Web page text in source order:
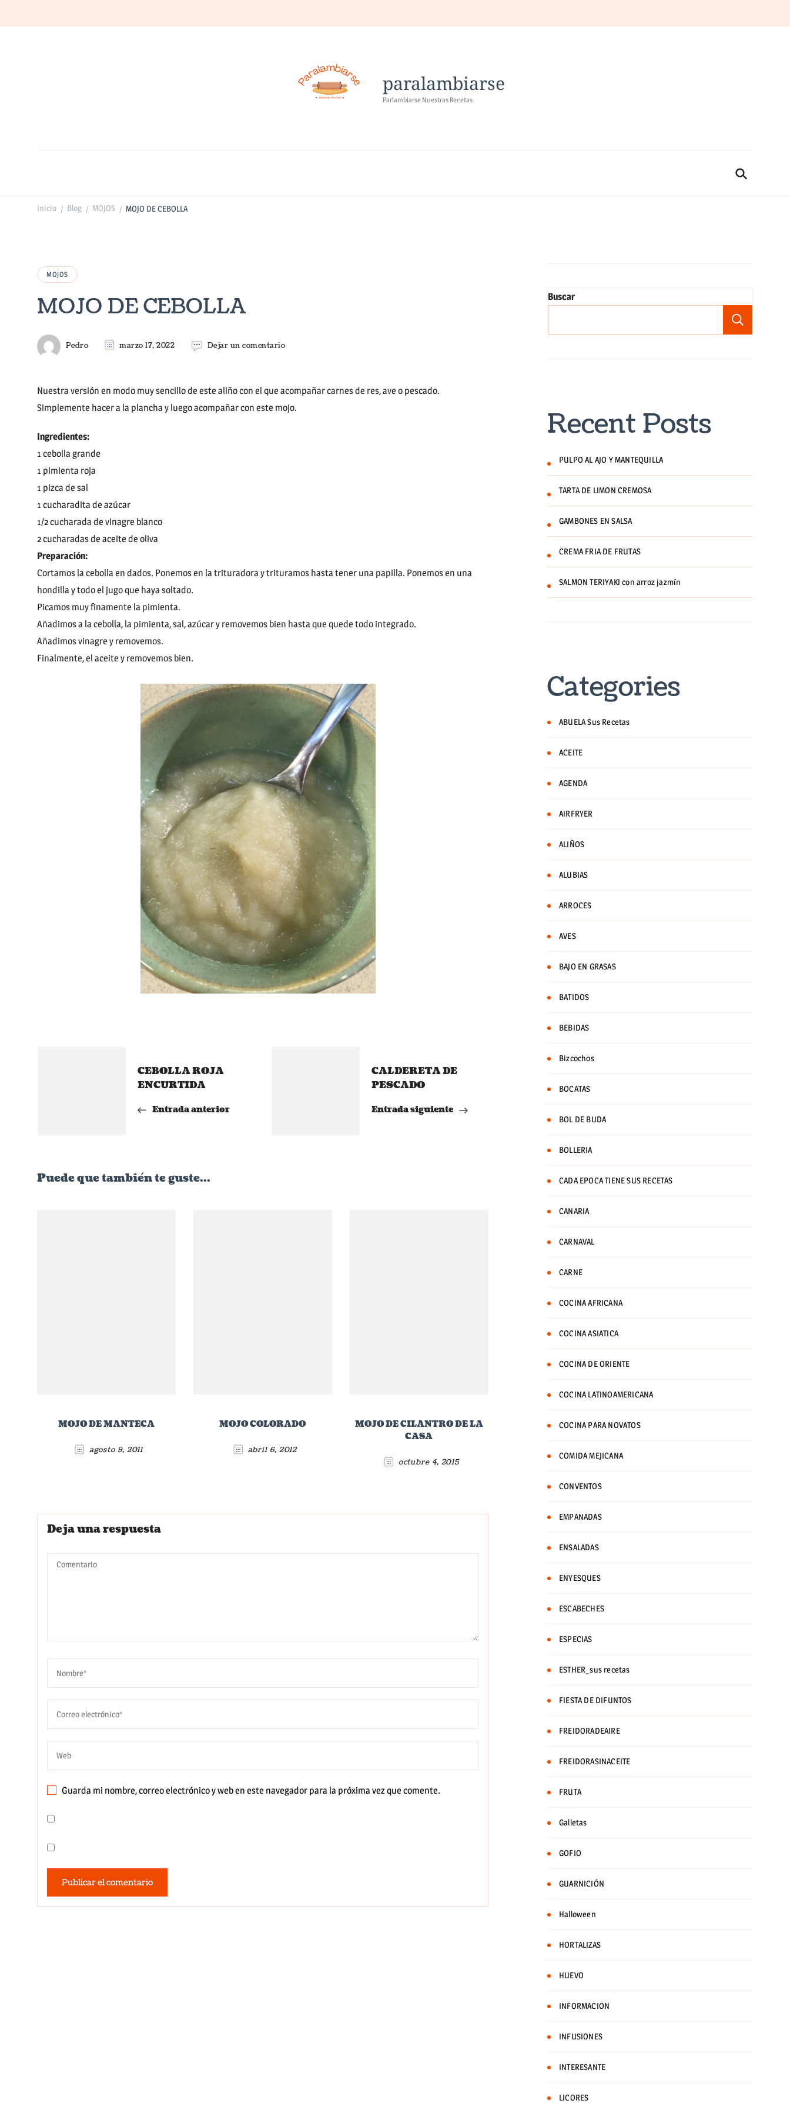
paralambiarse
Parlambiarse Nuestras Recetas
Inicio / Blog / MOJOS / MOJO DE CEBOLLA
MOJOS
MOJO DE CEBOLLA
Pedro marzo 17, 2022 Dejar un comentarioen
Nuestra versión en modo muy sencillo de este aliño con el que acompañar carnes de res, ave o pescado.
Simplemente hacer a la plancha y luego acompañar con este mojo.
Ingredientes:
1 cebolla grande
1 pimienta roja
1 pizca de sal
1 cucharadita de azúcar
1/2 cucharada de vinagre blanco
2 cucharadas de aceite de oliva
Preparación:
Cortamos la cebolla en dados. Ponemos en la trituradora y trituramos hasta tener una papilla. Ponemos en una
hondilla y todo el jugo que haya soltado.
Picamos muy finamente la pimienta.
Añadimos a la cebolla, la pimienta, sal, azúcar y removemos bien hasta que quede todo integrado.
Añadimos vinagre y removemos.
Finalmente, el aceite y removemos bien.
Navegación
entradas
CEBOLLA ROJA
ENCURTIDA
Entrada anterior
CALDERETA DE
PESCADO
Entrada siguiente
Puede que también te guste...
MOJO DE MANTECA
agosto 9, 2011
MOJO COLORADO
abril 6, 2012
MOJO DE CILANTRO DE LA
CASA
octubre 4, 2015
Deja una respuesta
Guarda mi nombre, correo electrónico y web en este navegador para la próxima vez que comente.
Buscar
Recent Posts
PULPO AL AJO Y MANTEQUILLA
TARTA DE LIMON CREMOSA
GAMBONES EN SALSA
CREMA FRIA DE FRUTAS
SALMON TERIYAKI con arroz jazmín
Categories
ABUELA Sus Recetas
ACEITE
AGENDA
AIRFRYER
ALIÑOS
ALUBIAS
ARROCES
AVES
BAJO EN GRASAS
BATIDOS
BEBIDAS
Bizcochos
BOCATAS
BOL DE BUDA
BOLLERIA
CADA EPOCA TIENE SUS RECETAS
CANARIA
CARNAVAL
CARNE
COCINA AFRICANA
COCINA ASIATICA
COCINA DE ORIENTE
COCINA LATINOAMERICANA
COCINA PARA NOVATOS
COMIDA MEJICANA
CONVENTOS
EMPANADAS
ENSALADAS
ENYESQUES
ESCABECHES
ESPECIAS
ESTHER_sus recetas
FIESTA DE DIFUNTOS
FREIDORADEAIRE
FREIDORASINACEITE
FRUTA
Galletas
GOFIO
GUARNICIÓN
Halloween
HORTALIZAS
HUEVO
INFORMACION
INFUSIONES
INTERESANTE
LICORES